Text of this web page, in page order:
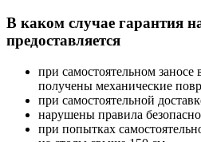
В каком случае гарантия
предоставляется
при самостоятельном
получены механические
при самостоятельной
нарушены правила
при попытках